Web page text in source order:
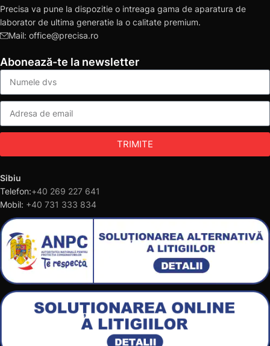
Precisa va pune la dispozitie o intreaga gama de aparatura de
laborator de ultima generatie la o calitate premium.
Mail: office@precisa.ro
Abonează-te la newsletter
TRIMITE
Sibiu
Telefon:+40 269 227 641
Mobil: +40 731 333 834